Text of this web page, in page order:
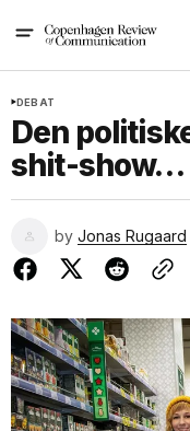
DEBAT
Den
shit-show…
by Jonas Rugaard